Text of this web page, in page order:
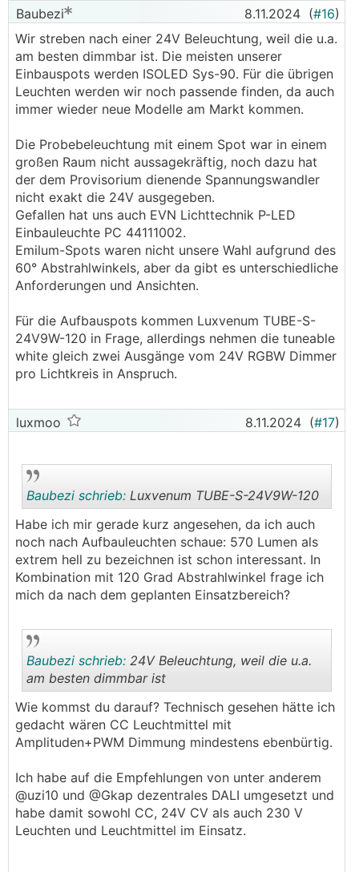
Baubezi 8.11.2024 (#16)
Wir streben nach einer 24V Beleuchtung, weil die u.a.
am besten dimmbar ist. Die meisten unserer
Einbauspots werden ISOLED Sys-90. Für die übrigen
Leuchten werden wir noch passende finden, da auch
immer wieder neue Modelle am Markt kommen.
Die Probebeleuchtung mit einem Spot war in einem
großen Raum nicht aussagekräftig, noch dazu hat
der dem Provisorium dienende Spannungswandler
nicht exakt die 24V ausgegeben.
Gefallen hat uns auch EVN Lichttechnik P-LED
Einbauleuchte PC 44111002.
Emilum-Spots waren nicht unsere Wahl aufgrund des
60° Abstrahlwinkels, aber da gibt es unterschiedliche
Anforderungen und Ansichten.
Für die Aufbauspots kommen Luxvenum TUBE-S-
24V9W-120 in Frage, allerdings nehmen die tuneable
white gleich zwei Ausgänge vom 24V RGBW Dimmer
pro Lichtkreis in Anspruch.
luxmoo 8.11.2024 (#17)
..
Baubezi schrieb: Luxvenum TUBE-S-24V9W-120
Habe ich mir gerade kurz angesehen, da ich auch
noch nach Aufbauleuchten schaue: 570 Lumen als
extrem hell zu bezeichnen ist schon interessant. In
Kombination mit 120 Grad Abstrahlwinkel frage ich
mich da nach dem geplanten Einsatzbereich?
..
Baubezi schrieb: 24V Beleuchtung, weil die u.a.
am besten dimmbar ist
Wie kommst du darauf? Technisch gesehen hätte ich
gedacht wären CC Leuchtmittel mit
Amplituden+PWM Dimmung mindestens ebenbürtig.
Ich habe auf die Empfehlungen von unter anderem
@uzi10 und @Gkap dezentrales DALI umgesetzt und
habe damit sowohl CC, 24V CV als auch 230 V
Leuchten und Leuchtmittel im Einsatz.